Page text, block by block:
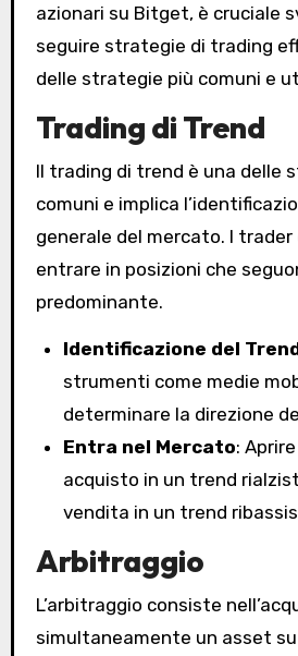
azionari su Bitget, è cruciale
seguire strategie di trading
delle strategie più comuni e
Trading di Trend
Il trading di trend è una delle
comuni e implica
generale del mercato. I trader
entrare in posizioni che
predominante.
Identificazione del
strumenti come medie
determinare la direzione
Entra nel Mercato:
acquisto in un trend
vendita in un trend
Arbitraggio
L’arbitraggio consiste
simultaneamente un asset